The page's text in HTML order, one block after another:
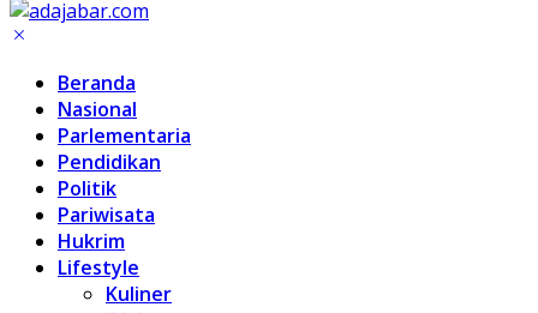
Beranda
Nasional
Parlementaria
Pendidikan
Politik
Pariwisata
Hukrim
Lifestyle
Kuliner